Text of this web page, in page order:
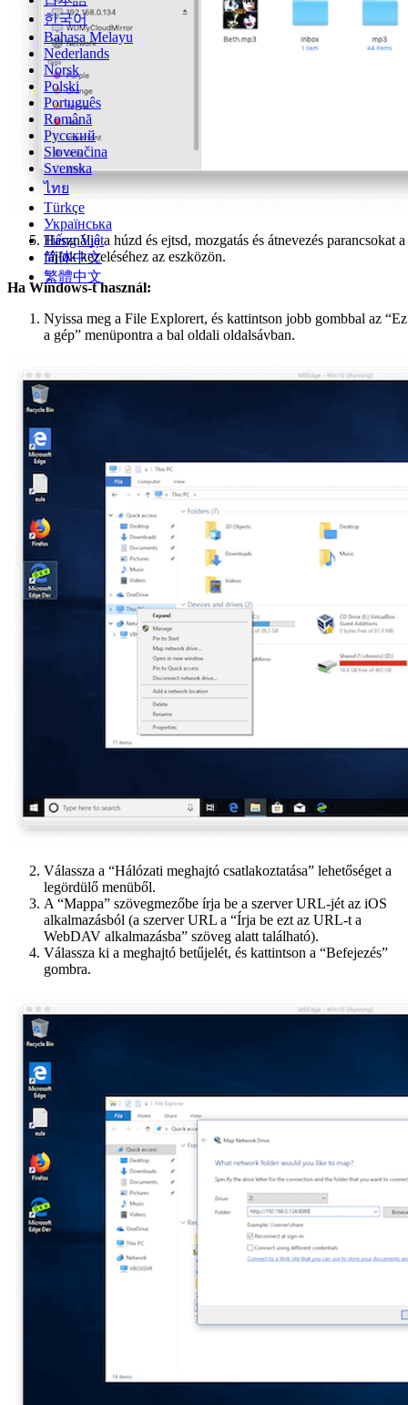
한국어
Bahasa Melayu
Nederlands
Norsk
Polski
Português
Română
Русский
Slovenčina
Svenska
ไทย
Türkçe
Українська
Tiếng Việt
简体中文
繁體中文
Használja a húzd és ejtsd, mozgatás és átnevezés parancsokat a
fájlok kezeléséhez az eszközön.
Ha Windows-t használ:
Nyissa meg a File Explorert, és kattintson jobb gombbal az “Ez
a gép” menüpontra a bal oldali oldalsávban.
Válassza a “Hálózati meghajtó csatlakoztatása” lehetőséget a
legördülő menüből.
A “Mappa” szövegmezőbe írja be a szerver URL-jét az iOS
alkalmazásból (a szerver URL a “Írja be ezt az URL-t a
WebDAV alkalmazásba” szöveg alatt található).
Válassza ki a meghajtó betűjelét, és kattintson a “Befejezés”
gombra.